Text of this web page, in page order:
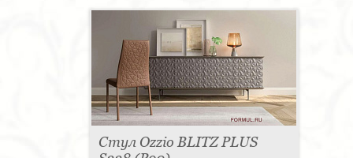
Стул Ozzio BLITZ PLUS